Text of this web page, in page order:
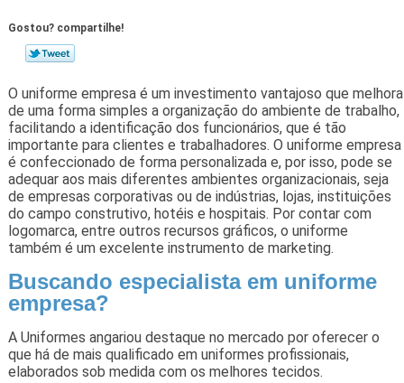
Gostou? compartilhe!
O uniforme empresa é um investimento vantajoso que melhora
de uma forma simples a organização do ambiente de trabalho,
facilitando a identificação dos funcionários, que é tão
importante para clientes e trabalhadores. O uniforme empresa
é confeccionado de forma personalizada e, por isso, pode se
adequar aos mais diferentes ambientes organizacionais, seja
de empresas corporativas ou de indústrias, lojas, instituições
do campo construtivo, hotéis e hospitais. Por contar com
logomarca, entre outros recursos gráficos, o uniforme
também é um excelente instrumento de marketing.
Buscando especialista em uniforme
empresa?
A Uniformes angariou destaque no mercado por oferecer o
que há de mais qualificado em uniformes profissionais,
elaborados sob medida com os melhores tecidos.